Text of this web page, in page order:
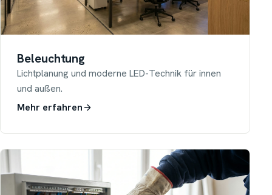
Beleuchtung
Lichtplanung und moderne LED-Technik für innen
und außen.
Mehr erfahren